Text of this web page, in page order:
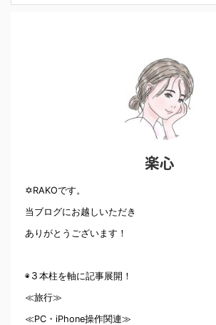
楽心
✡RAKOです。
当ブログにお越しいただき
ありがとうございます！
◉３本柱を軸に記事展開！
≪旅行≫
≪PC・iPhone操作関連≫